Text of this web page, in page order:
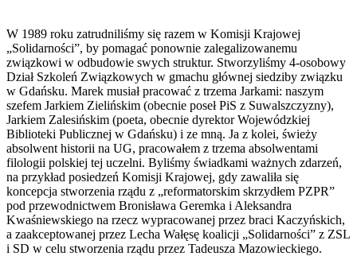
W 1989 roku zatrudniliśmy się razem w Komisji Krajowej
„Solidarności”, by pomagać ponownie zalegalizowanemu
związkowi w odbudowie swych struktur. Stworzyliśmy 4-osobowy
Dział Szkoleń Związkowych w gmachu głównej siedziby związku
w Gdańsku. Marek musiał pracować z trzema Jarkami: naszym
szefem Jarkiem Zielińskim (obecnie poseł PiS z Suwalszczyzny),
Jarkiem Zalesińskim (poeta, obecnie dyrektor Wojewódzkiej
Biblioteki Publicznej w Gdańsku) i ze mną. Ja z kolei, świeży
absolwent historii na UG, pracowałem z trzema absolwentami
filologii polskiej tej uczelni. Byliśmy świadkami ważnych zdarzeń,
na przykład posiedzeń Komisji Krajowej, gdy zawaliła się
koncepcja stworzenia rządu z „reformatorskim skrzydłem PZPR”
pod przewodnictwem Bronisława Geremka i Aleksandra
Kwaśniewskiego na rzecz wypracowanej przez braci Kaczyńskich,
a zaakceptowanej przez Lecha Wałęsę koalicji „Solidarności” z ZSL
i SD w celu stworzenia rządu przez Tadeusza Mazowieckiego.